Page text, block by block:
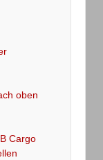
oben
Cargo